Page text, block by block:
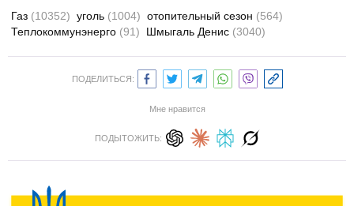
Газ (10352) уголь (1004) отопительный сезон (564)
Теплокоммунэнерго (91) Шмыгаль Денис (3040)
ПОДЕЛИТЬСЯ:
Мне нравится
ПОДЫТОЖИТЬ: